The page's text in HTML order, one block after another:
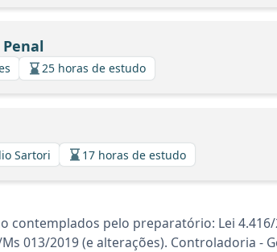
25 horas de estudo
Sartori 17 horas de estudo
contemplados pelo preparatório: Lei
013/2019 (e alterações). Controladoria -